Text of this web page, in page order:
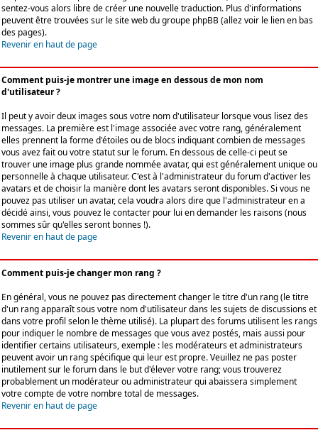
sentez-vous alors libre de créer une nouvelle traduction. Plus d'informations
peuvent être trouvées sur le site web du groupe phpBB (allez voir le lien en bas
des pages).
Revenir en haut de page
Comment puis-je montrer une image en dessous de mon nom
d'utilisateur ?
Il peut y avoir deux images sous votre nom d'utilisateur lorsque vous lisez des
messages. La première est l'image associée avec votre rang, généralement
elles prennent la forme d'étoiles ou de blocs indiquant combien de messages
vous avez fait ou votre statut sur le forum. En dessous de celle-ci peut se
trouver une image plus grande nommée avatar, qui est généralement unique ou
personnelle à chaque utilisateur. C'est à l'administrateur du forum d'activer les
avatars et de choisir la manière dont les avatars seront disponibles. Si vous ne
pouvez pas utiliser un avatar, cela voudra alors dire que l'administrateur en a
décidé ainsi, vous pouvez le contacter pour lui en demander les raisons (nous
sommes sûr qu'elles seront bonnes !).
Revenir en haut de page
Comment puis-je changer mon rang ?
En général, vous ne pouvez pas directement changer le titre d'un rang (le titre
d'un rang apparaît sous votre nom d'utilisateur dans les sujets de discussions et
dans votre profil selon le thème utilisé). La plupart des forums utilisent les rangs
pour indiquer le nombre de messages que vous avez postés, mais aussi pour
identifier certains utilisateurs, exemple : les modérateurs et administrateurs
peuvent avoir un rang spécifique qui leur est propre. Veuillez ne pas poster
inutilement sur le forum dans le but d'élever votre rang; vous trouverez
probablement un modérateur ou administrateur qui abaissera simplement
votre compte de votre nombre total de messages.
Revenir en haut de page